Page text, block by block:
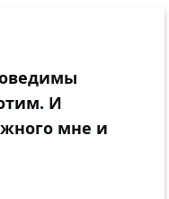
И
мне и